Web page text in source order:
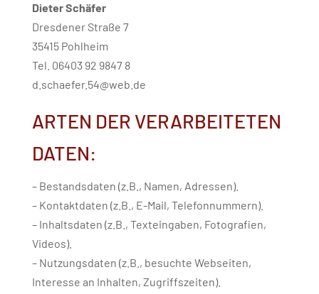
Dieter Schäfer
Dresdener Straße 7
35415 Pohlheim
Tel. 06403 92 9847 8
d.schaefer.54@web.de
ARTEN DER VERARBEITETEN
DATEN:
– Bestandsdaten (z.B., Namen, Adressen).
– Kontaktdaten (z.B., E-Mail, Telefonnummern).
– Inhaltsdaten (z.B., Texteingaben, Fotografien,
Videos).
– Nutzungsdaten (z.B., besuchte Webseiten,
Interesse an Inhalten, Zugriffszeiten).